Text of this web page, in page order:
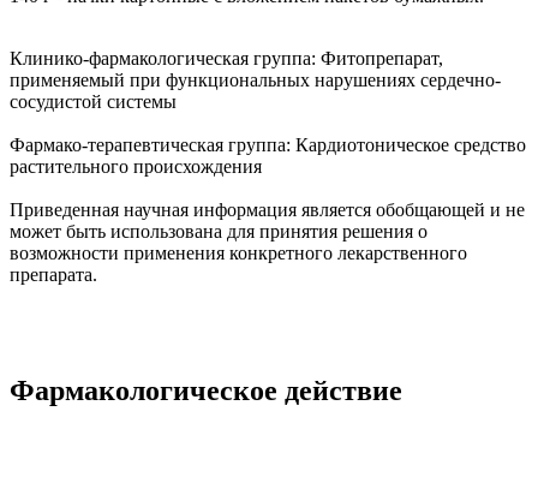
Клинико-фармакологическая группа: Фитопрепарат,
применяемый при функциональных нарушениях сердечно-
сосудистой системы
Фармако-терапевтическая группа: Кардиотоническое средство
растительного происхождения
Приведенная научная информация является обобщающей и не
может быть использована для принятия решения о
возможности применения конкретного лекарственного
препарата.
Фармакологическое действие